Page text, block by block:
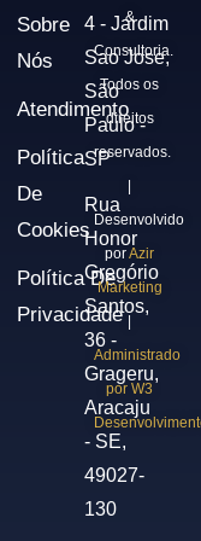
Sobre
Nós
Atendimento
Política
De
Cookies
Política De
Privacidade
4 - Jardim
Sao Jose,
São
Paulo -
SP
Rua
Honor
Gregório
Santos,
36 -
Grageru,
Aracaju
- SE,
49027-
130
&
Consultoria.
Todos os
direitos
reservados.
Desenvolvido
porAzir
Marketing
Administrado
por W3